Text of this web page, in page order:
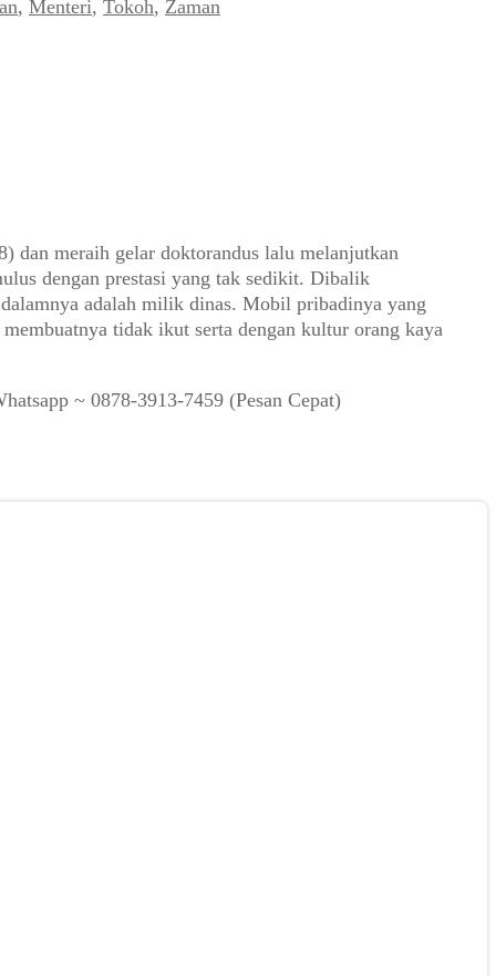
, Menteri, Tokoh, Zaman
dan meraih gelar doktorandus lalu melanjutkan
dengan prestasi yang tak sedikit. Dibalik
adalah milik dinas. Mobil pribadinya yang
tidak ikut serta dengan kultur orang kaya
~ 0878-3913-7459 (Pesan Cepat)